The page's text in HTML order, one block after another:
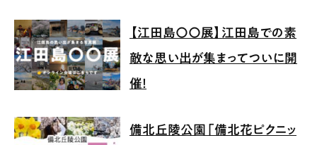
【江田島〇〇展】江田島での素
敵な思い出が集まってついに開
催！
備北丘陵公園「備北花ピクニッ